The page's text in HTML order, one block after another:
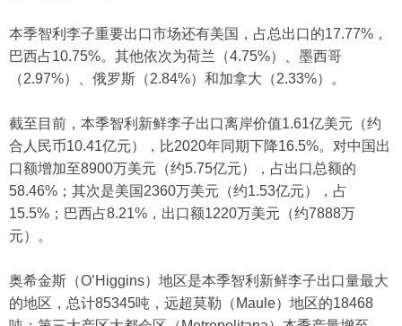
本季智利李子重要出口市场还有美国，占总出口的17.77%，
巴西占10.75%。其他依次为荷兰（4.75%）、墨西哥
（2.97%）、俄罗斯（2.84%）和加拿大（2.33%）。
截至目前，本季智利新鲜李子出口离岸价值1.61亿美元（约
合人民币10.41亿元），比2020年同期下降16.5%。对中国出
口额增加至8900万美元（约5.75亿元），占出口总额的
58.46%；其次是美国2360万美元（约1.53亿元），占
15.5%；巴西占8.21%，出口额1220万美元（约7888万
元）。
奥希金斯（O’Higgins）地区是本季智利新鲜李子出口量最大
的地区，总计85345吨，远超莫勒（Maule）地区的18468